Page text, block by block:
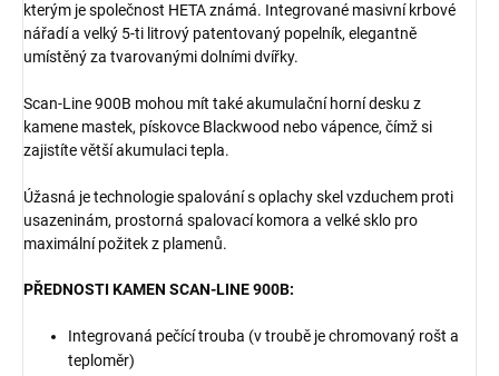
kterým je společnost HETA známá. Integrované masivní krbové
nářadí a velký 5-ti litrový patentovaný popelník, elegantně
umístěný za tvarovanými dolními dvířky.
Scan-Line 900B mohou mít také akumulační horní desku z
kamene mastek, pískovce Blackwood nebo vápence, čímž si
zajistíte větší akumulaci tepla.
Úžasná je technologie spalování s oplachy skel vzduchem proti
usazeninám, prostorná spalovací komora a velké sklo pro
maximální požitek z plamenů.
PŘEDNOSTI KAMEN SCAN-LINE 900B:
Integrovaná pečící trouba (v troubě je chromovaný rošt a
teploměr)